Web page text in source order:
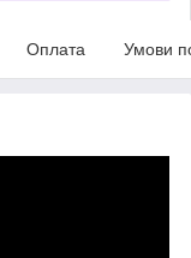
Оплата Умови